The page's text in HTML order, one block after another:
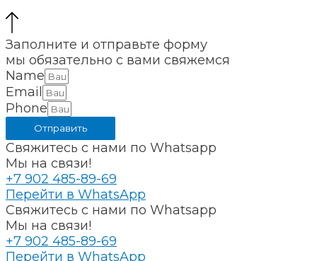
Заполните и отправьте форму
мы обязательно с вами свяжемся
Name
Email
Phone
Отправить
Свяжитесь с нами по Whatsapp
Мы на связи!
+7 902 485-89-69
Перейти в WhatsApp
Свяжитесь с нами по Whatsapp
Мы на связи!
+7 902 485-89-69
Перейти в WhatsApp